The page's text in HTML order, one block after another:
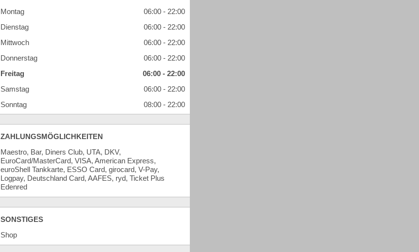
Montag
06:00 - 22:00
Dienstag
06:00 - 22:00
Mittwoch
06:00 - 22:00
Donnerstag
06:00 - 22:00
Freitag
06:00 - 22:00
Samstag
06:00 - 22:00
Sonntag
08:00 - 22:00
ZAHLUNGSMÖGLICHKEITEN
Maestro, Bar, Diners Club, UTA, DKV,
EuroCard/MasterCard, VISA, American Express,
euroShell Tankkarte, ESSO Card, girocard, V-Pay,
Logpay, Deutschland Card, AAFES, ryd, Ticket Plus
Edenred
SONSTIGES
Shop